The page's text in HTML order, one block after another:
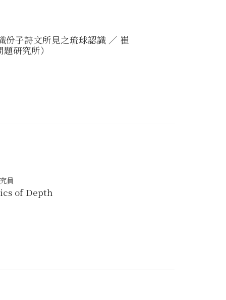
份子詩文所見之琉球認識 ／ 崔
研究所）
員
of Depth